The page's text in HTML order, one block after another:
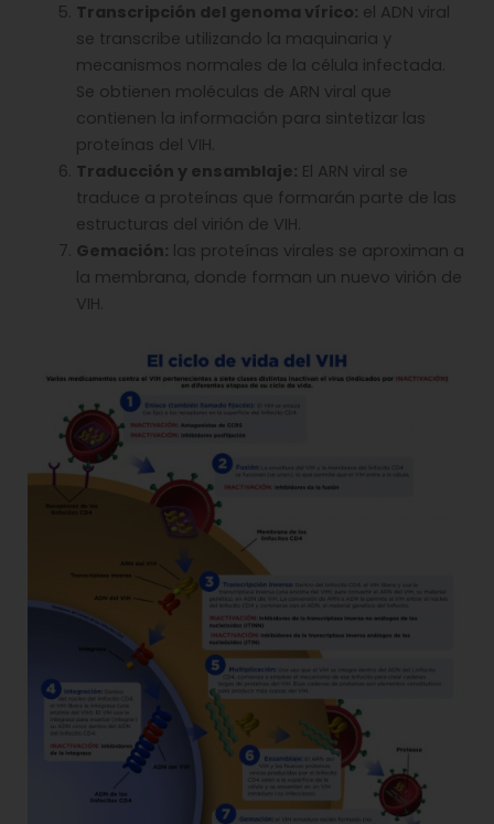
Transcripción del genoma vírico: el ADN viral
se transcribe utilizando la maquinaria y
mecanismos normales de la célula infectada.
Se obtienen moléculas de ARN viral que
contienen la información para sintetizar las
proteínas del VIH.
Traducción y ensamblaje: El ARN viral se
traduce a proteínas que formarán parte de las
estructuras del virión de VIH.
Gemación: las proteínas virales se aproximan a
la membrana, donde forman un nuevo virión de
VIH.